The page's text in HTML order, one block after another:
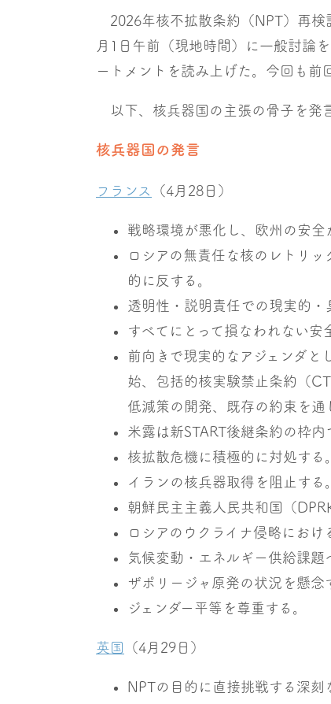
2026年核不拡散条約（NPT）再検
月1日午前（現地時間）に一般討論
ートメントを読み上げた。今回も前
以下、核兵器国の主張の骨子を発
核兵器国の発言
フランス （4月28日）
戦略環境が悪化し、欧州の安全
ロシアの無責任な核のレトリ
的に反する。
透明性・説明責任での現実的・
すべてにとって損なわれない安
前向きで現実的なアジェンダと
始、包括的核実験禁止条約（
低減策の開発、既存の約束を通
米露は新START後継条約の枠内
核拡散危機に積極的に対処する。
イランの核兵器取得を阻止する。
朝鮮民主主義人民共和国（
ロシアのウクライナ侵略におけ
気候変動・エネルギー供給課題
ザポリージャ原発の状況を懸念
ジェンダー平等を尊重する。
英国 （4月29日）
NPTの目的に直接挑戦する深